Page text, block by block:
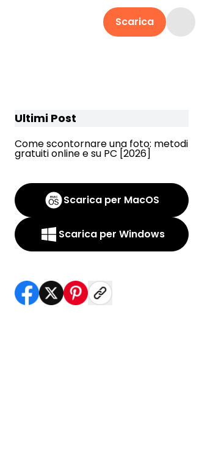
Scarica
Ultimi Post
Come scontornare una foto: metodi
gratuiti online e su PC [2026]
Scarica per MacOS
Scarica per Windows